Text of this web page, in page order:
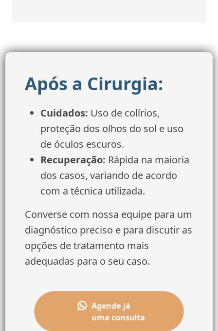
Após a Cirurgia:
Cuidados: Uso de colírios,
proteção dos olhos do sol e uso
de óculos escuros.
Recuperação: Rápida na maioria
dos casos, variando de acordo
com a técnica utilizada.
Converse com nossa equipe para um
diagnóstico preciso e para discutir as
opções de tratamento mais
adequadas para o seu caso.
Agende já
uma consulta